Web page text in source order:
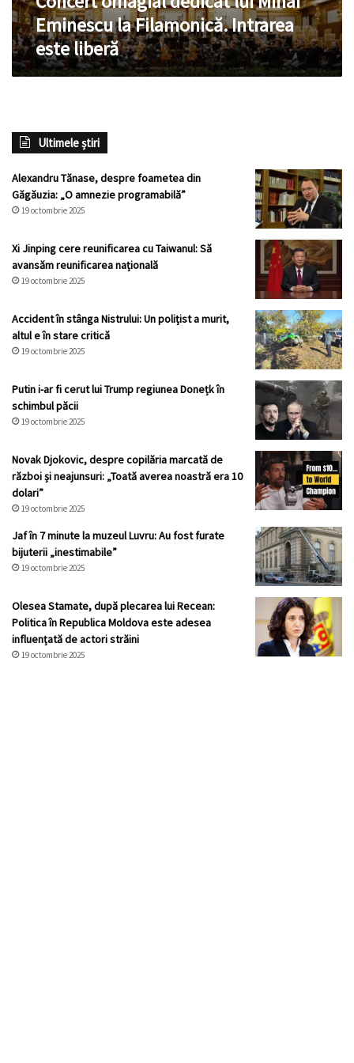
liberăEminescu la Filamonică. Intrarea
este liberă
Ultimele știri
Alexandru Tănase, despre foametea din
Găgăuzia: „O amnezie programabilă”
19 octombrie 2025
Xi Jinping cere reunificarea cu Taiwanul: Să
avansăm reunificarea națională
19 octombrie 2025
Accident în stânga Nistrului: Un polițist a murit,
altul e în stare critică
19 octombrie 2025
Putin i-ar fi cerut lui Trump regiunea Donețk în
schimbul păcii
19 octombrie 2025
Novak Djokovic, despre copilăria marcată de
război și neajunsuri: „Toată averea noastră era 10
dolari”
19 octombrie 2025
Jaf în 7 minute la muzeul Luvru: Au fost furate
bijuterii „inestimabile”
19 octombrie 2025
Olesea Stamate, după plecarea lui Recean:
Politica în Republica Moldova este adesea
influențată de actori străini
19 octombrie 2025